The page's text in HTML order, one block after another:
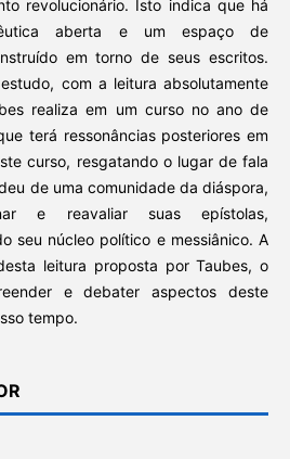
revolucionário. Isto indica que há
aberta e um espaço de
em torno de seus escritos.
com a leitura absolutamente
realiza em um curso no ano de
terá ressonâncias posteriores em
curso, resgatando o lugar de fala
de uma comunidade da diáspora,
e reavaliar suas epístolas,
seu núcleo político e messiânico. A
leitura proposta por Taubes, o
e debater aspectos deste
tempo.